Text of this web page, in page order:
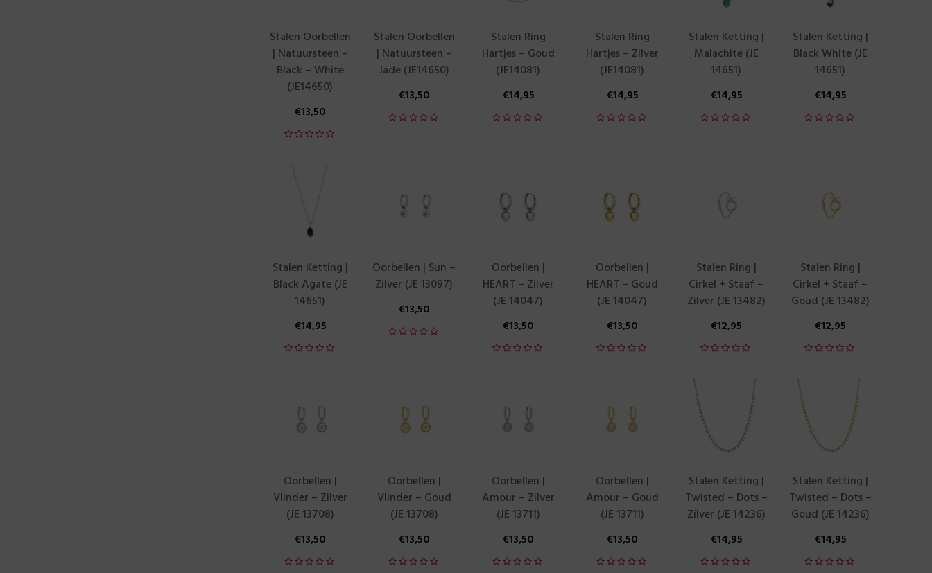
Stalen Oorbellen
| Natuursteen –
Black – White
(JE14650)
€13,50
Stalen Oorbellen
| Natuursteen –
Jade (JE14650)
€13,50
Stalen Ring
Hartjes – Goud
(JE14081)
€14,95
Stalen Ring
Hartjes – Zilver
(JE14081)
€14,95
Stalen Ketting |
Malachite (JE
14651)
€14,95
Stalen Ketting |
Black White (JE
14651)
€14,95
Stalen Ketting |
Black Agate (JE
14651)
€14,95
Oorbellen | Sun –
Zilver (JE 13097)
€13,50
Oorbellen |
HEART – Zilver
(JE 14047)
€13,50
Oorbellen |
HEART – Goud
(JE 14047)
€13,50
Stalen Ring |
Cirkel + Staaf –
Zilver (JE 13482)
€12,95
Stalen Ring |
Cirkel + Staaf –
Goud (JE 13482)
€12,95
Oorbellen |
Vlinder – Zilver
(JE 13708)
€13,50
Oorbellen |
Vlinder – Goud
(JE 13708)
€13,50
Oorbellen |
Amour – Zilver
(JE 13711)
€13,50
Oorbellen |
Amour – Goud
(JE 13711)
€13,50
Stalen Ketting |
Twisted – Dots –
Zilver (JE 14236)
€14,95
Stalen Ketting |
Twisted – Dots –
Goud (JE 14236)
€14,95